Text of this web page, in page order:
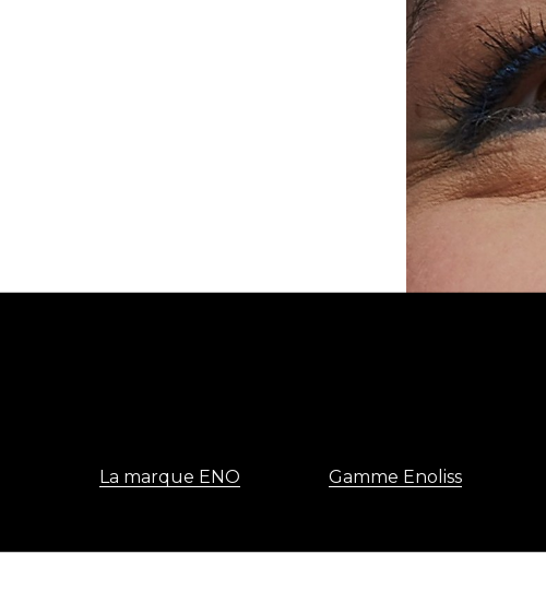
La marque ENO Gamme Enoliss